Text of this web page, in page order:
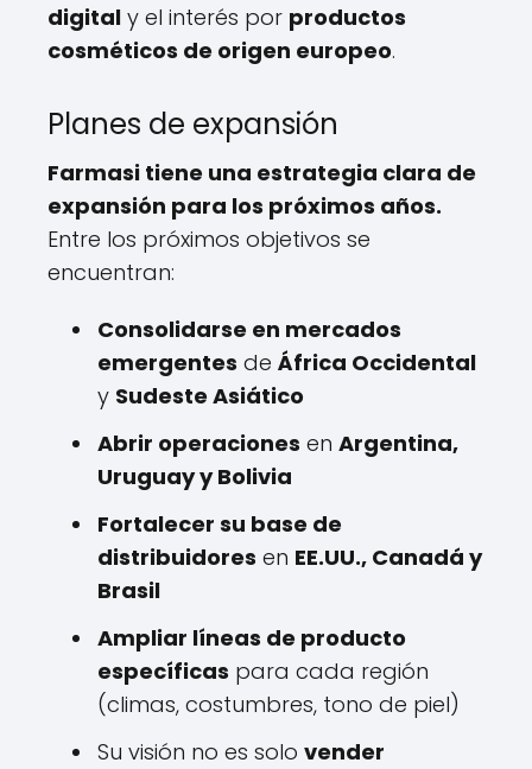
digital y el interés por productos
cosméticos de origen europeo.
Planes de expansión
Farmasi tiene una estrategia clara de
expansión para los próximos años.
Entre los próximos objetivos se
encuentran:
Consolidarse en mercados
emergentes de África Occidental
y Sudeste Asiático
Abrir operaciones en Argentina,
Uruguay y Bolivia
Fortalecer su base de
distribuidores en EE.UU., Canadá y
Brasil
Ampliar líneas de producto
específicas para cada región
(climas, costumbres, tono de piel)
Su visión no es solo vender